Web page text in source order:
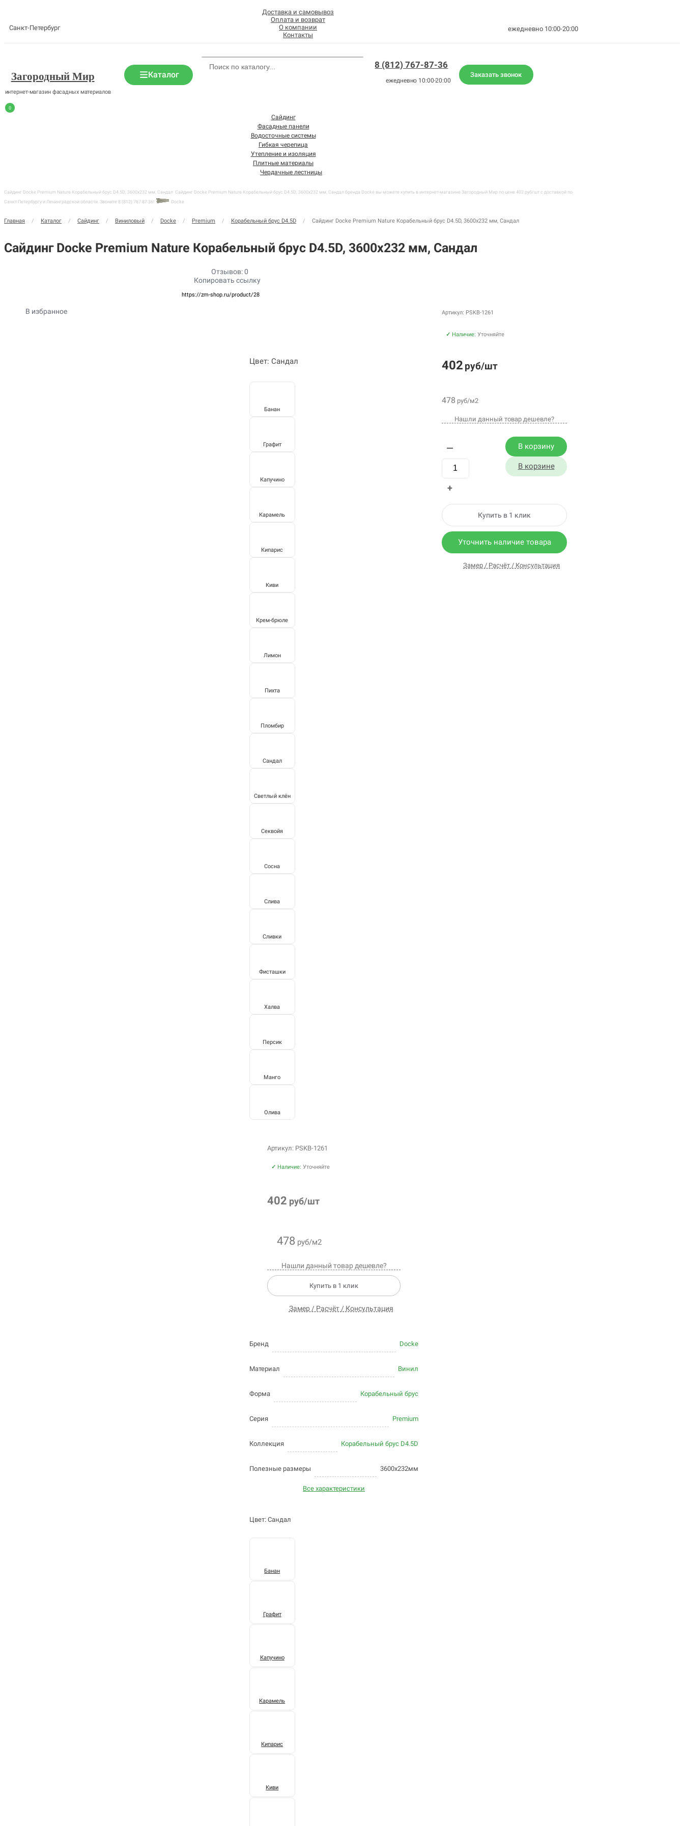
Санкт-Петербург
Доставка и самовывоз
Оплата и возврат
О компании
Контакты
ежедневно 10:00-20:00
Загородный Мир
интернет-магазин фасадных материалов
Каталог
8 (812) 767-87-36
ежедневно 10:00-20:00
Заказать звонок
0
Сайдинг
Фасадные панели
Водосточные системы
Гибкая черепица
Утепление и изоляция
Плитные материалы
Чердачные лестницы
Сайдинг Docke Premium Nature Корабельный брус D4.5D, 3600х232 мм, Сандал Сайдинг Docke Premium Nature Корабельный брус D4.5D, 3600х232 мм, Сандал бренда Docke вы можете купить в интернет-магазине Загородный Мир по цене 402 руб/шт с доставкой по
Санкт-Петербургу и Ленинградской области. Звоните 8 (812) 767-87-36!
Docke
Главная / Каталог / Сайдинг / Виниловый / Docke / Premium / Корабельный брус D4.5D / Сайдинг Docke Premium Nature Корабельный брус D4.5D, 3600х232 мм, Сандал
Сайдинг Docke Premium Nature Корабельный брус D4.5D, 3600х232 мм, Сандал
Отзывов: 0
Копировать ссылку
https://zm-shop.ru/product/28
В избранное
Цвет: Сандал
Банан
Графит
Капучино
Карамель
Кипарис
Киви
Крем-брюле
Лимон
Пихта
Пломбир
Сандал
Светлый клён
Секвойя
Сосна
Слива
Сливки
Фисташки
Халва
Персик
Манго
Олива
Артикул: PSKB-1261
✓ Наличие: Уточняйте
402 руб/шт
478 руб/м2
Нашли данный товар дешевле?
Купить в 1 клик
Замер / Расчёт / Консультация
Бренд Docke
Материал Винил
Форма Корабельный брус
Серия Premium
Коллекция Корабельный брус D4.5D
Полезные размеры 3600х232мм
Все характеристики
Цвет: Сандал
Банан
Графит
Капучино
Карамель
Кипарис
Киви
Артикул: PSKB-1261
✓ Наличие: Уточняйте
402 руб/шт
478 руб/м2
Нашли данный товар дешевле?
—
+
В корзину
В корзине
Купить в 1 клик
Уточнить наличие товара
Замер / Расчёт / Консультация